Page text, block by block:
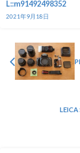
L::m91492498352
2021年9月18日